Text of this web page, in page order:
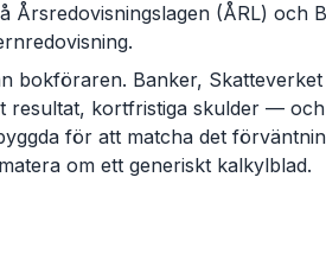
Årsredovisningslagen (ÅRL) och
bokföraren. Banker,
resultat, kortfristiga skulder —
för att matcha det
om ett generiskt kalkylblad.